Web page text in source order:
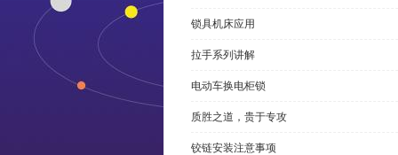
锁具机床应用
拉手系列讲解
电动车换电柜锁
质胜之道，贵于专攻
铰链安装注意事项